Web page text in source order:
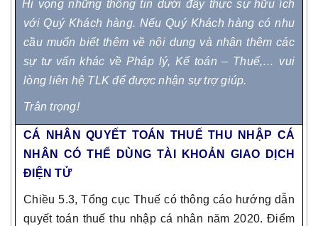
Hi vọng những thông tin dưới đây thực sự hữu ích
với Quý Khách hàng. Nếu Quý Khách hàng có nhu
cầu muốn biết thêm về nội dung và nhận thêm các
sự tư vấn khác về Pháp lý, Kế toán – Thuế,… vui
lòng liên hệ TLK để được nhận sự trợ giúp.
Trân trọng!
CÁ NHÂN QUYẾT TOÁN THUẾ THU NHẬP CÁ
NHÂN CÓ THỂ DÙNG TÀI KHOẢN GIAO DỊCH
ĐIỆN TỬ
Chiều 5.3, Tổng cục Thuế có thông cáo hướng dẫn
quyết toán thuế thu nhập cá nhân năm 2020. Điểm